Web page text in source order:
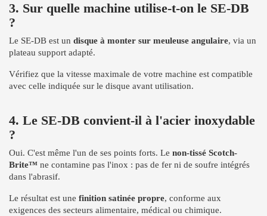
3. Sur quelle machine utilise-t-on le SE-DB
?
Le SE-DB est un disque à monter sur meuleuse angulaire, via un
plateau support adapté.
Vérifiez que la vitesse maximale de votre machine est compatible
avec celle indiquée sur le disque avant utilisation.
4. Le SE-DB convient-il à l'acier inoxydable
?
Oui. C'est même l'un de ses points forts. Le non-tissé Scotch-
Brite™ ne contamine pas l'inox : pas de fer ni de soufre intégrés
dans l'abrasif.
Le résultat est une finition satinée propre, conforme aux
exigences des secteurs alimentaire, médical ou chimique.